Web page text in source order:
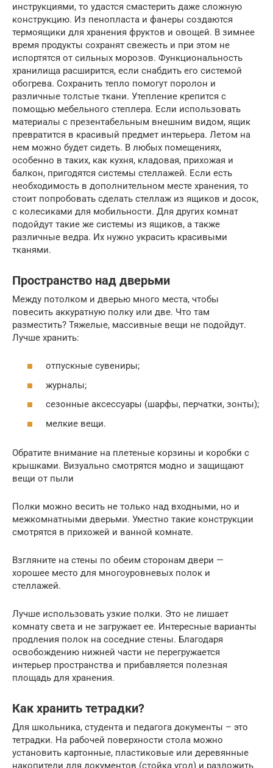
инструкциями, то удастся смастерить даже сложную
конструкцию. Из пенопласта и фанеры создаются
термоящики для хранения фруктов и овощей. В зимнее
время продукты сохранят свежесть и при этом не
испортятся от сильных морозов. Функциональность
хранилища расширится, если снабдить его системой
обогрева. Сохранить тепло помогут поролон и
различные толстые ткани. Утепление крепится с
помощью мебельного степлера. Если использовать
материалы с презентабельным внешним видом, ящик
превратится в красивый предмет интерьера. Летом на
нем можно будет сидеть. В любых помещениях,
особенно в таких, как кухня, кладовая, прихожая и
балкон, пригодятся системы стеллажей. Если есть
необходимость в дополнительном месте хранения, то
стоит попробовать сделать стеллаж из ящиков и досок,
с колесиками для мобильности. Для других комнат
подойдут такие же системы из ящиков, а также
различные ведра. Их нужно украсить красивыми
тканями.
Пространство над дверьми
Между потолком и дверью много места, чтобы
повесить аккуратную полку или две. Что там
разместить? Тяжелые, массивные вещи не подойдут.
Лучше хранить:
отпускные сувениры;
журналы;
сезонные аксессуары (шарфы, перчатки, зонты);
мелкие вещи.
Обратите внимание на плетеные корзины и коробки с
крышками. Визуально смотрятся модно и защищают
вещи от пыли
Полки можно весить не только над входными, но и
межкомнатными дверьми. Уместно такие конструкции
смотрятся в прихожей и ванной комнате.
Взгляните на стены по обеим сторонам двери —
хорошее место для многоуровневых полок и
стеллажей.
Лучше использовать узкие полки. Это не лишает
комнату света и не загружает ее. Интересные варианты
продления полок на соседние стены. Благодаря
освобождению нижней части не перегружается
интерьер пространства и прибавляется полезная
площадь для хранения.
Как хранить тетрадки?
Для школьника, студента и педагога документы – это
тетрадки. На рабочей поверхности стола можно
установить картонные, пластиковые или деревянные
накопители для документов (стойка угол) и разложить